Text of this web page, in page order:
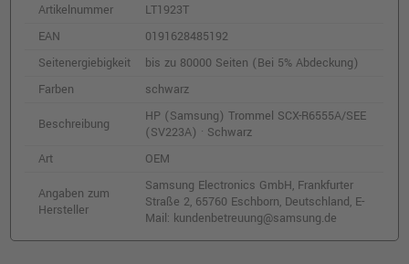
Artikelnummer
LT1923T
EAN
0191628485192
Seitenergiebigkeit
bis zu 80000 Seiten (Bei 5% Abdeckung)
Farben
schwarz
Beschreibung
HP (Samsung) Trommel SCX-R6555A/SEE
(SV223A) · Schwarz
Art
OEM
Angaben zum
Hersteller
Samsung Electronics GmbH, Frankfurter
Straße 2, 65760 Eschborn, Deutschland, E-
Mail: kundenbetreuung@samsung.de